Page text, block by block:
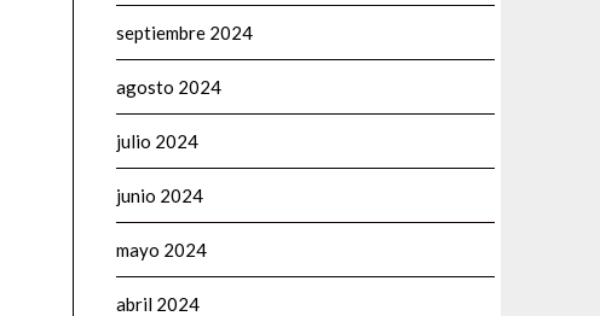
septiembre 2024
agosto 2024
julio 2024
junio 2024
mayo 2024
abril 2024